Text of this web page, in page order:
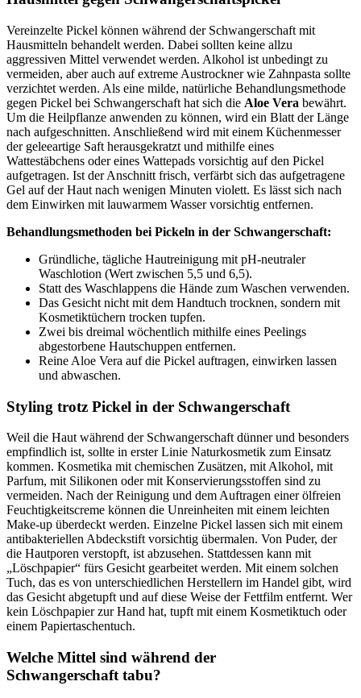
Vereinzelte Pickel können während der Schwangerschaft mit
Hausmitteln behandelt werden. Dabei sollten keine allzu
aggressiven Mittel verwendet werden. Alkohol ist unbedingt zu
vermeiden, aber auch auf extreme Austrockner wie Zahnpasta sollte
verzichtet werden. Als eine milde, natürliche Behandlungsmethode
gegen Pickel bei Schwangerschaft hat sich die Aloe Vera bewährt.
Um die Heilpflanze anwenden zu können, wird ein Blatt der Länge
nach aufgeschnitten. Anschließend wird mit einem Küchenmesser
der geleeartige Saft herausgekratzt und mithilfe eines
Wattestäbchens oder eines Wattepads vorsichtig auf den Pickel
aufgetragen. Ist der Anschnitt frisch, verfärbt sich das aufgetragene
Gel auf der Haut nach wenigen Minuten violett. Es lässt sich nach
dem Einwirken mit lauwarmem Wasser vorsichtig entfernen.
Behandlungsmethoden bei Pickeln in der Schwangerschaft:
Gründliche, tägliche Hautreinigung mit pH-neutraler
Waschlotion (Wert zwischen 5,5 und 6,5).
Statt des Waschlappens die Hände zum Waschen verwenden.
Das Gesicht nicht mit dem Handtuch trocknen, sondern mit
Kosmetiktüchern trocken tupfen.
Zwei bis dreimal wöchentlich mithilfe eines Peelings
abgestorbene Hautschuppen entfernen.
Reine Aloe Vera auf die Pickel auftragen, einwirken lassen
und abwaschen.
Styling trotz Pickel in der Schwangerschaft
Weil die Haut während der Schwangerschaft dünner und besonders
empfindlich ist, sollte in erster Linie Naturkosmetik zum Einsatz
kommen. Kosmetika mit chemischen Zusätzen, mit Alkohol, mit
Parfum, mit Silikonen oder mit Konservierungsstoffen sind zu
vermeiden. Nach der Reinigung und dem Auftragen einer ölfreien
Feuchtigkeitscreme können die Unreinheiten mit einem leichten
Make-up überdeckt werden. Einzelne Pickel lassen sich mit einem
antibakteriellen Abdeckstift vorsichtig übermalen. Von Puder, der
die Hautporen verstopft, ist abzusehen. Stattdessen kann mit
„Löschpapier“ fürs Gesicht gearbeitet werden. Mit einem solchen
Tuch, das es von unterschiedlichen Herstellern im Handel gibt, wird
das Gesicht abgetupft und auf diese Weise der Fettfilm entfernt. Wer
kein Löschpapier zur Hand hat, tupft mit einem Kosmetiktuch oder
einem Papiertaschentuch.
Welche Mittel sind während der
Schwangerschaft tabu?